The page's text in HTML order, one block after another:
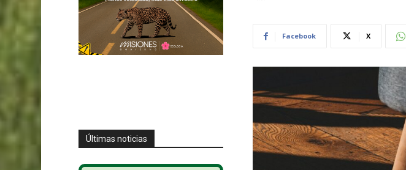
Últimas noticias
Facebook X